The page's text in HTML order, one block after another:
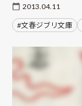
2013.04.11
#文春ジブリ文庫